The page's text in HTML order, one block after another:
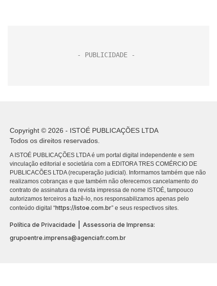
Copyright © 2026 - ISTOÉ PUBLICAÇÕES LTDA
Todos os direitos reservados.
A ISTOÉ PUBLICAÇÕES LTDA é um portal digital independente e sem
vinculação editorial e societária com a EDITORA TRES COMÉRCIO DE
PUBLICACÕES LTDA (recuperação judicial). Informamos também que não
realizamos cobranças e que também não oferecemos cancelamento do
contrato de assinatura da revista impressa de nome ISTOÉ, tampouco
autorizamos terceiros a fazê-lo, nos responsabilizamos apenas pelo
conteúdo digital “https://istoe.com.br” e seus respectivos sites.
Política de Privacidade
Assessoria de Imprensa:
grupoentre.imprensa@agenciafr.com.br